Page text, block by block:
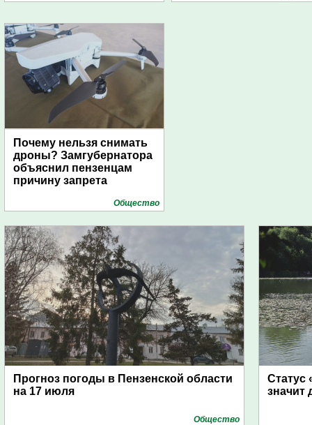
Почему нельзя снимать
дроны? Замгубернатора
объяснил пензенцам
причину запрета
Общество
Прогноз погоды в Пензенской области
на 17 июля
Общество
Статус
значит